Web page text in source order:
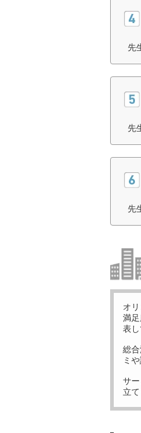
先
先
先
オ
満
表し
総
ミ
サ
立て